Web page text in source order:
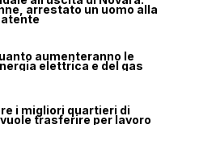
arrestato un uomo alla
aumenteranno le
elettrica e del gas
i migliori quartieri di
trasferire per lavoro